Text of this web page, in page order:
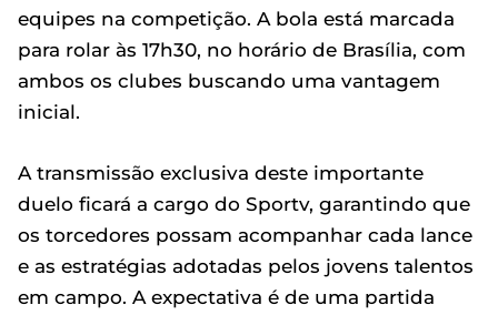
equipes na competição. A bola está marcada
para rolar às 17h30, no horário de Brasília, com
ambos os clubes buscando uma vantagem
inicial.
A transmissão exclusiva deste importante
duelo ficará a cargo do Sportv, garantindo que
os torcedores possam acompanhar cada lance
e as estratégias adotadas pelos jovens talentos
em campo. A expectativa é de uma partida